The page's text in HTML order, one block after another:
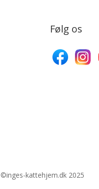
Følg os
©inges-kattehjem.dk 2025